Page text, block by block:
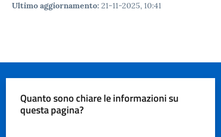
Ultimo aggiornamento: 21-11-2025, 10:41
Quanto sono chiare le informazioni su
questa pagina?